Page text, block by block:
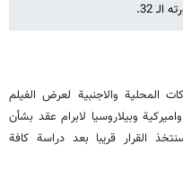
32.
المحلیة والاجنبیة لعرض الفیلم
وبیلاروسیا لابرام عقد بشأن
القرار قریبا بعد دراسة کافة